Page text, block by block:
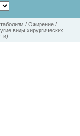
/ Ожирение /
виды хирургических